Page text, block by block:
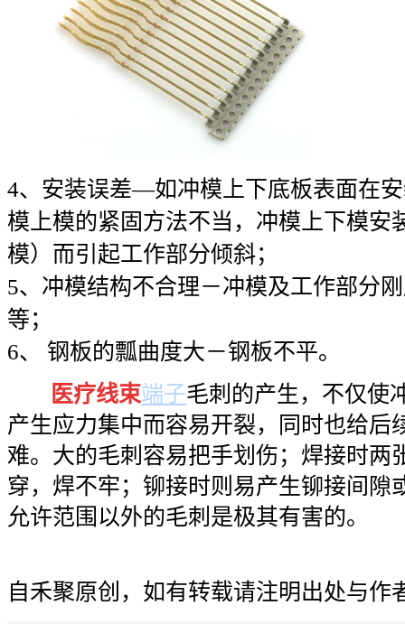
4、安装误差—如冲模上下底板表面在
模上模的紧固方法不当，冲模上下模安
模）而引起工作部分倾斜；
5、冲模结构不合理－冲模及工作部分
等；
6、 钢板的瓢曲度大－钢板不平。
医疗线束端子毛刺的产生，不仅使
产生应力集中而容易开裂，同时也给后
难。大的毛刺容易把手划伤；焊接时两
穿，焊不牢；铆接时则易产生铆接间隙
允许范围以外的毛刺是极其有害的。
自禾聚原创，如有转载请注明出处与作